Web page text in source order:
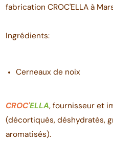
fabrication CROC'ELLA à
Ingrédients:
Cerneaux de noix
CROC'ELLA, fournisseur et
(décortiqués, déshydratés,
aromatisés).